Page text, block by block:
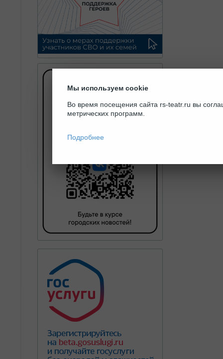
Мы используем cookie
Во время посещения сайта rs-teatr.ru вы
метрических программ.
Подробнее